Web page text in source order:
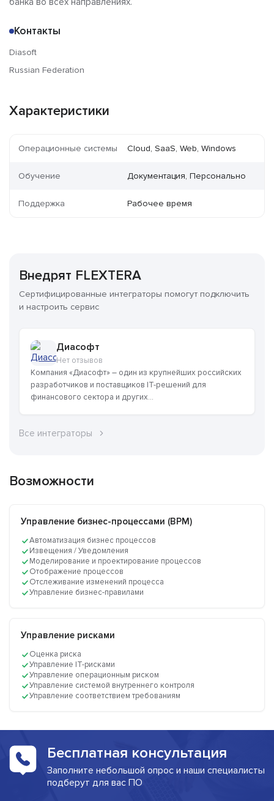
Контакты
Diasoft
Russian Federation
Характеристики
Операционные системы Cloud, SaaS, Web, Windows
Обучение Документация, Персонально
Поддержка Рабочее время
Внедрят FLEXTERA
Сертифицированные интеграторы помогут подключить
и настроить сервис
Диасофт
Нет отзывов
Компания «Диасофт» – один из крупнейших российских
разработчиков и поставщиков IT-решений для
финансового сектора и других...
Все интеграторы
Возможности
Управление бизнес-процессами (BPM)
Автоматизация бизнес процессов
Извещения / Уведомления
Моделирование и проектирование процессов
Отображение процессов
Отслеживание изменений процесса
Управление бизнес-правилами
Управление рисками
Оценка риска
Управление IT-рисками
Управление операционным риском
Управление системой внутреннего контроля
Управление соответствием требованиям
Бесплатная консультация
Заполните небольшой опрос и наши специалисты
подберут для вас ПО